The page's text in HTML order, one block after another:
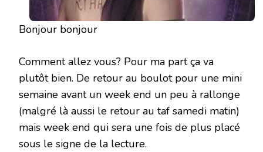
Bonjour bonjour
Comment allez vous? Pour ma part ça va
plutôt bien. De retour au boulot pour une mini
semaine avant un week end un peu à rallonge
(malgré là aussi le retour au taf samedi matin)
mais week end qui sera une fois de plus placé
sous le signe de la lecture.